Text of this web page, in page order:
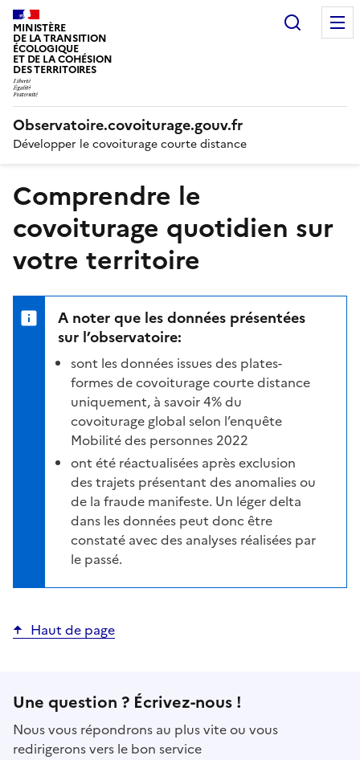
MINISTÈRE
DE LA TRANSITION
ÉCOLOGIQUE
ET DE LA COHÉSION
DES TERRITOIRES
Observatoire.covoiturage.gouv.fr
Développer le covoiturage courte distance
Comprendre le
covoiturage quotidien sur
votre territoire
A noter que les données présentées
sur l’observatoire:
sont les données issues des plates-
formes de covoiturage courte distance
uniquement, à savoir 4% du
covoiturage global selon l’enquête
Mobilité des personnes 2022
ont été réactualisées après exclusion
des trajets présentant des anomalies ou
de la fraude manifeste. Un léger delta
dans les données peut donc être
constaté avec des analyses réalisées par
le passé.
Haut de page
Une question ? Écrivez-nous !
Nous vous répondrons au plus vite ou vous
redirigerons vers le bon service